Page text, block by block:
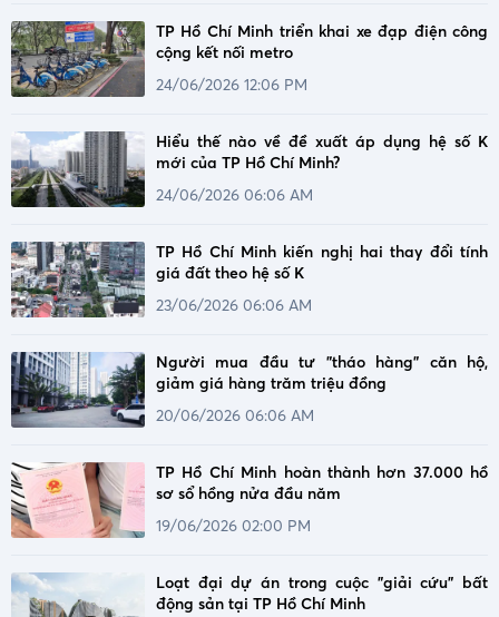
TP Hồ Chí Minh triển khai xe đạp điện công
cộng kết nối metro
24/06/2026 12:06 PM
Hiểu thế nào về đề xuất áp dụng hệ số K
mới của TP Hồ Chí Minh?
24/06/2026 06:06 AM
TP Hồ Chí Minh kiến nghị hai thay đổi tính
giá đất theo hệ số K
23/06/2026 06:06 AM
Người mua đầu tư "tháo hàng" căn hộ,
giảm giá hàng trăm triệu đồng
20/06/2026 06:06 AM
TP Hồ Chí Minh hoàn thành hơn 37.000 hồ
sơ sổ hồng nửa đầu năm
19/06/2026 02:00 PM
Loạt đại dự án trong cuộc "giải cứu" bất
động sản tại TP Hồ Chí Minh